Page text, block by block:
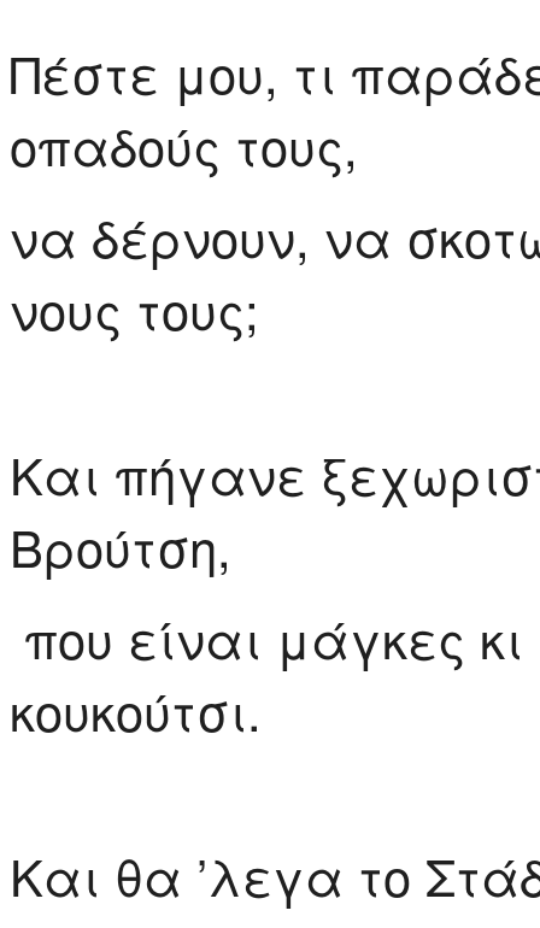
Πέστε μου, τι
οπαδούς τους,
να δέρνουν, να
νους τους;
Και πήγανε
Βρούτση,
που είναι μάγκες
κουκούτσι.
Και θα ’λεγα το